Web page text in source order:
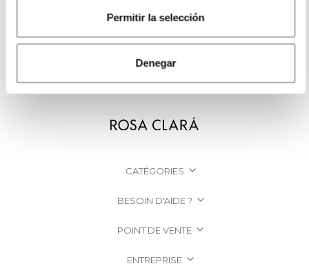
Permitir la selección
Denegar
CATÉGORIES
BESOIN D'AIDE ?
POINT DE VENTE
ENTREPRISE